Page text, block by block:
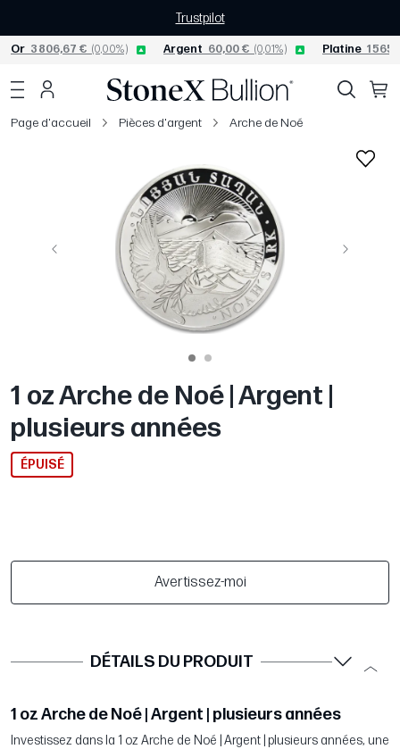
Trustpilot
Or 3 806,67 € (0,00%) Argent 60,00 € (0,01%) Platine 1
Page d'accueil Pièces d'argent Arche de Noé
Précédent Suivant
1 oz Arche de Noé | Argent |
plusieurs années
ÉPUISÉ
Avertissez-moi
DÉTAILS DU PRODUIT
1 oz Arche de Noé | Argent | plusieurs années
Investissez dans la 1 oz Arche de Noé | Argent | plusieurs années, une